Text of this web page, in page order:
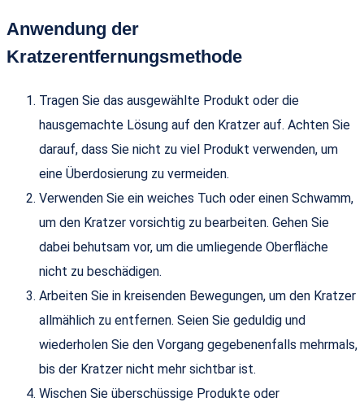
Anwendung der
Kratzerentfernungsmethode
Tragen Sie das ausgewählte Produkt oder die
hausgemachte Lösung auf den Kratzer auf. Achten Sie
darauf, dass Sie nicht zu viel Produkt verwenden, um
eine Überdosierung zu vermeiden.
Verwenden Sie ein weiches Tuch oder einen Schwamm,
um den Kratzer vorsichtig zu bearbeiten. Gehen Sie
dabei behutsam vor, um die umliegende Oberfläche
nicht zu beschädigen.
Arbeiten Sie in kreisenden Bewegungen, um den Kratzer
allmählich zu entfernen. Seien Sie geduldig und
wiederholen Sie den Vorgang gegebenenfalls mehrmals,
bis der Kratzer nicht mehr sichtbar ist.
Wischen Sie überschüssige Produkte oder